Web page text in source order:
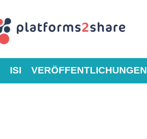
ISI VERÖFFENTLICHUNGEN